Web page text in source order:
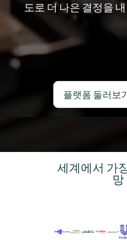
도로 더 나은 결정을
플랫폼 둘러보
세계에서 가
망